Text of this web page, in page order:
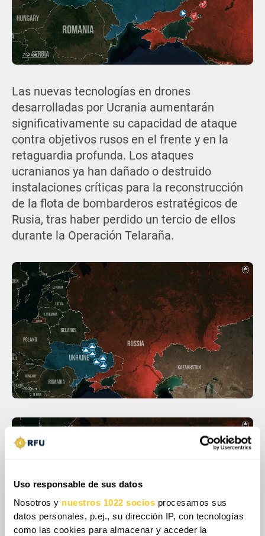
Uso responsable de sus datos
Nosotros y nuestros 1022 socios procesamos sus
datos personales, p.ej., su dirección IP, con tecnologías
como las cookies para almacenar y acceder la
Las nuevas tecnologías en drones
desarrolladas por Ucrania aumentarán
significativamente su capacidad de ataque
contra objetivos rusos en el frente y en la
retaguardia profunda. Los ataques
ucranianos ya han dañado o destruido
instalaciones críticas para la reconstrucción
de la flota de bombarderos estratégicos de
Rusia, tras haber perdido un tercio de ellos
durante la Operación Telaraña.